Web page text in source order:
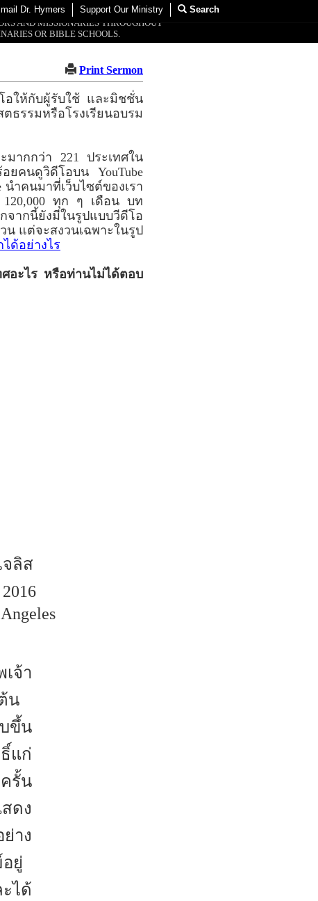
Dr. Hymers Support Our Ministry
Search
AND MISSIONARIES THROUGHOUT
OR BIBLE SCHOOLS.
Print Sermon
อให้กับผู้รับใช้ และมิชชั่น
ธรรมหรือโรงเรียนอบรม
มากกว่า 221 ประเทศใน
ยคนดูวิดีโอบน YouTube
นำคนมาที่เว็บไซต์ของเรา
ทุก ๆ เดือน บท
ากนี้ยังมีในรูปแบบวีดีโอ
น แต่จะสงวนเฉพาะในรูป
ด้อย่างไร
อะไร หรือท่านไม่ได้ตอบ
ลิส
จ้า
น
ขึ้น
แก่
รั้น
ดง
าง
ยู่
ได้